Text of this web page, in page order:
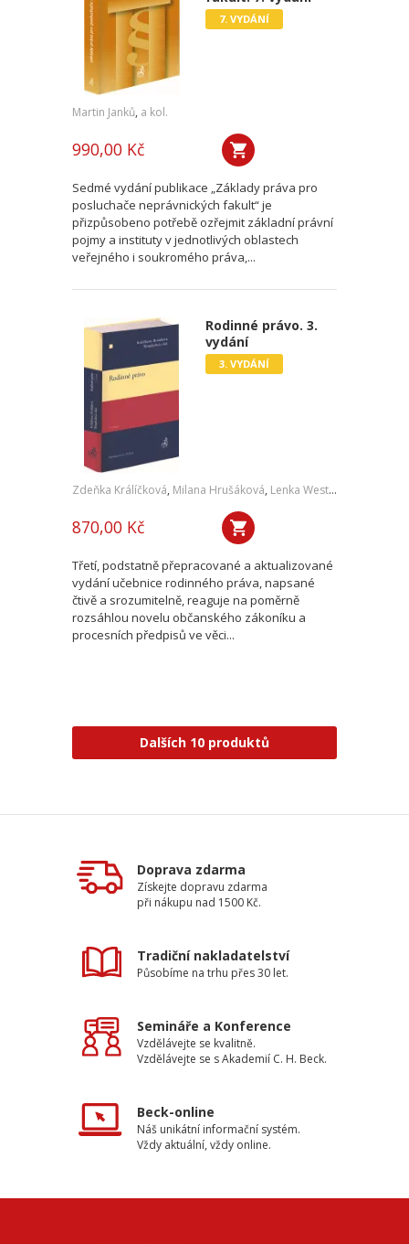
7. VYDÁNÍ
Martin Janků, a kol.
990,00 Kč
Sedmé vydání publikace „Základy práva pro
posluchače neprávnických fakult“ je
přizpůsobeno potřebě ozřejmit základní právní
pojmy a instituty v jednotlivých oblastech
veřejného i soukromého práva,...
Rodinné právo. 3.
vydání
3. VYDÁNÍ
Zdeňka Králíčková, Milana Hrušáková, Lenka Westphalová
870,00 Kč
Třetí, podstatně přepracované a aktualizované
vydání učebnice rodinného práva, napsané
čtivě a srozumitelně, reaguje na poměrně
rozsáhlou novelu občanského zákoníku a
procesních předpisů ve věci...
Dalších 10 produktů
Doprava zdarma
Získejte dopravu zdarma
při nákupu nad 1500 Kč.
Tradiční nakladatelství
Působíme na trhu přes 30 let.
Semináře a Konference
Vzdělávejte se kvalitně.
Vzdělávejte se s Akademií C. H. Beck.
Beck-online
Náš unikátní informační systém.
Vždy aktuální, vždy online.